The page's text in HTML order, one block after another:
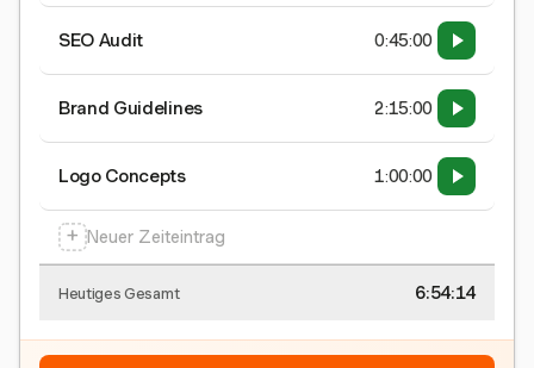
SEO Audit 0:45:00
Brand Guidelines 2:15:00
Logo Concepts 1:00:00
+ Neuer Zeiteintrag
Heutiges Gesamt 6:54:15